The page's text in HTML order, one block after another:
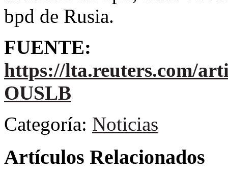
bpd de Rusia.
FUENTE:
https://lta.reuters.com/
OUSLB
Categoría: Noticias
Artículos Relacionados